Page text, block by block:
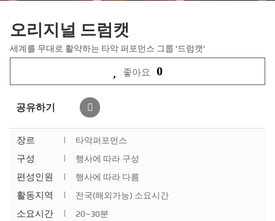
오리지널 드럼캣
세계를 무대로 활약하는 타악 퍼포먼스 그룹 '드럼캣'
좋아요 0
공유하기
장르 | 타악퍼포먼스
구성 | 행사에 따라 구성
편성인원 | 행사에 따라 다름
활동지역 | 전국(해외가능) 소요시간
소요시간 | 20~30분